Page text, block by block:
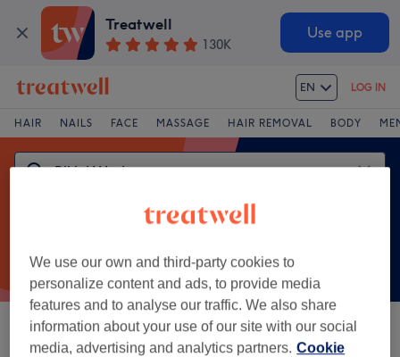
Treatwell
130K
Use app
EN LOG IN
HAIR NAILS FACE MASSAGE HAIR REMOVAL BODY
Sort by Salons Express Offers Rating
We use our own and third-party cookies to
personalize content and ads, to provide media
features and to analyse our traffic. We also share
information about your use of our site with our social
media, advertising and analytics partners. Cookie